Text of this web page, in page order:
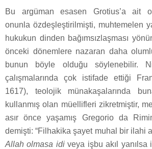
Bu argüman esasen Grotius’a ait
onunla özdeşleştirilmişti, muhtemelen
hukukun dinden bağımsızlaşması
önceki dönemlere nazaran daha
bunun böyle olduğu söylenebilir.
çalışmalarında çok istifade ettiği
1617), teolojik münakaşalarında
kullanmış olan müellifleri zikretmiştir,
asır önce yaşamış Gregorio da
demişti: “Filhakika şayet muhal bir ilahi
Allah olmasa idiveya işbu akıl yanılsa